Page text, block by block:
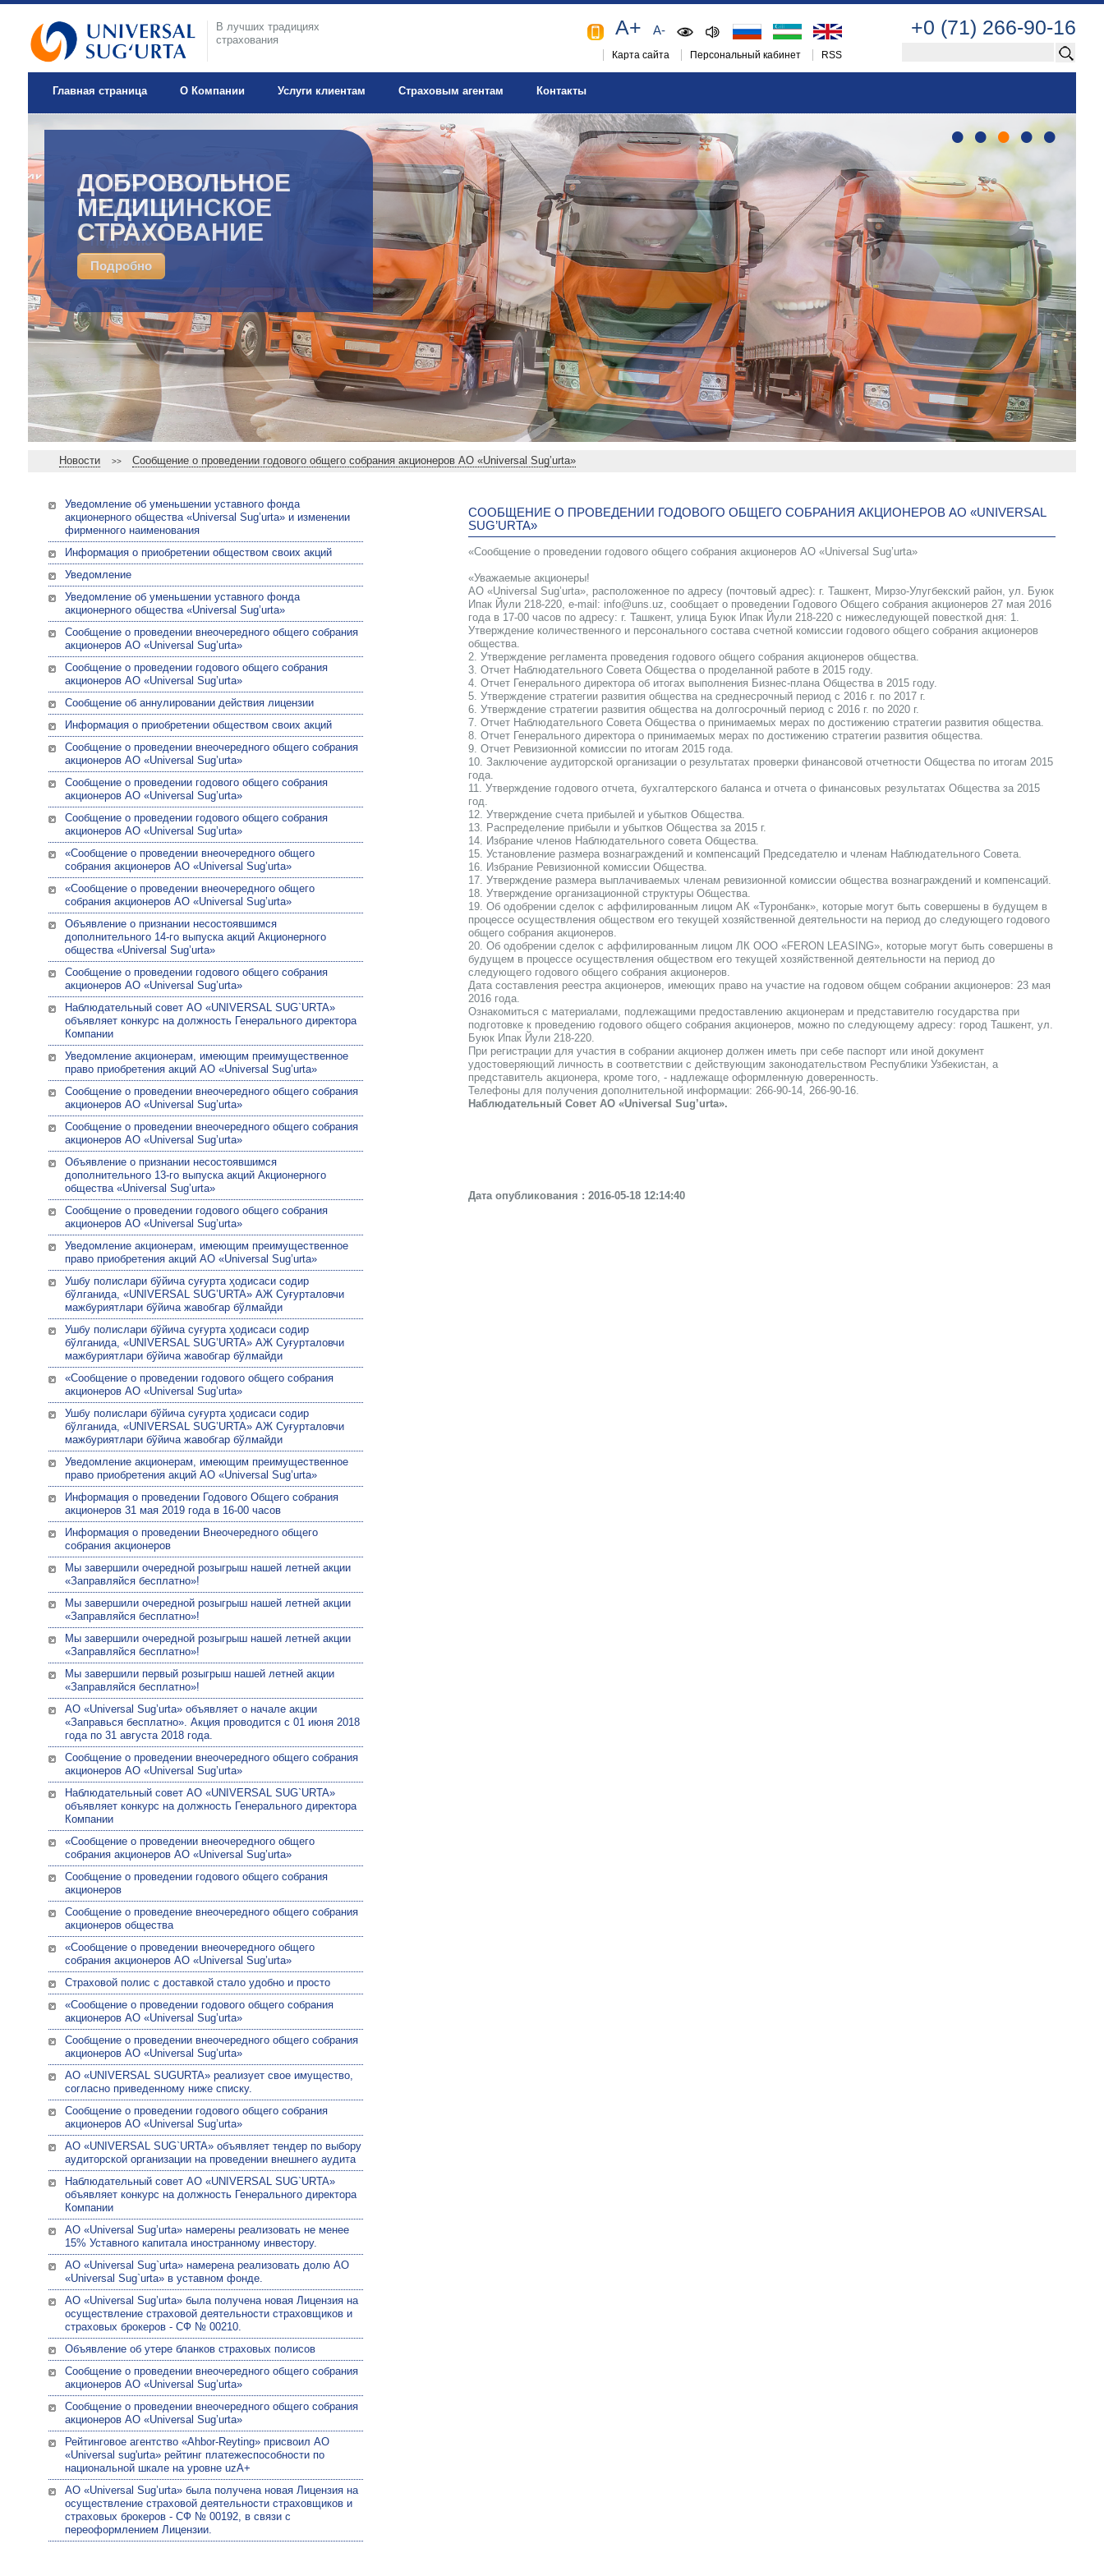
В лучших традициях
страхования
+0 (71) 266-90-16
A+ A-
Карта сайта Персональный кабинет RSS
Главная страница О Компании Услуги клиентам Страховым агентам Контакты
ДОБРОВОЛЬНОЕ
МЕДИЦИНСКОЕ
СТРАХОВАНИЕ
Подробно
•••••
Новости >> Сообщение о проведении годового общего собрания акционеров АО «Universal Sug’urta»
Уведомление об уменьшении уставного фонда
акционерного общества «Universal Sug’urta» и изменении
фирменного наименования
Информация о приобретении обществом своих акций
Уведомление
Уведомление об уменьшении уставного фонда
акционерного общества «Universal Sug’urta»
Сообщение о проведении внеочередного общего собрания
акционеров АО «Universal Sug’urta»
Сообщение о проведении годового общего собрания
акционеров АО «Universal Sug’urta»
Сообщение об аннулировании действия лицензии
Информация о приобретении обществом своих акций
Сообщение о проведении внеочередного общего собрания
акционеров АО «Universal Sug’urta»
Сообщение о проведении годового общего собрания
акционеров АО «Universal Sug’urta»
Сообщение о проведении годового общего собрания
акционеров АО «Universal Sug’urta»
«Сообщение о проведении внеочередного общего
собрания акционеров АО «Universal Sug’urta»
«Сообщение о проведении внеочередного общего
собрания акционеров АО «Universal Sug’urta»
Объявление о признании несостоявшимся
дополнительного 14-го выпуска акций Акционерного
общества «Universal Sug’urta»
Сообщение о проведении годового общего собрания
акционеров АО «Universal Sug’urta»
Наблюдательный совет АО «UNIVERSAL SUG`URTA»
объявляет конкурс на должность Генерального директора
Компании
Уведомление акционерам, имеющим преимущественное
право приобретения акций АО «Universal Sug’urta»
Сообщение о проведении внеочередного общего собрания
акционеров АО «Universal Sug’urta»
Сообщение о проведении внеочередного общего собрания
акционеров АО «Universal Sug’urta»
Объявление о признании несостоявшимся
дополнительного 13-го выпуска акций Акционерного
общества «Universal Sug’urta»
Сообщение о проведении годового общего собрания
акционеров АО «Universal Sug’urta»
Уведомление акционерам, имеющим преимущественное
право приобретения акций АО «Universal Sug’urta»
Ушбу полислари бўйича суғурта ҳодисаси содир
бўлганида, «UNIVERSAL SUG’URTA» АЖ Суғурталовчи
мажбуриятлари бўйича жавобгар бўлмайди
Ушбу полислари бўйича суғурта ҳодисаси содир
бўлганида, «UNIVERSAL SUG’URTA» АЖ Суғурталовчи
мажбуриятлари бўйича жавобгар бўлмайди
«Сообщение о проведении годового общего собрания
акционеров АО «Universal Sug’urta»
Ушбу полислари бўйича суғурта ҳодисаси содир
бўлганида, «UNIVERSAL SUG’URTA» АЖ Суғурталовчи
мажбуриятлари бўйича жавобгар бўлмайди
Уведомление акционерам, имеющим преимущественное
право приобретения акций АО «Universal Sug’urta»
Информация о проведении Годового Общего собрания
акционеров 31 мая 2019 года в 16-00 часов
Информация о проведении Внеочередного общего
собрания акционеров
Мы завершили очередной розыгрыш нашей летней акции
«Заправляйся бесплатно»!
Мы завершили очередной розыгрыш нашей летней акции
«Заправляйся бесплатно»!
Мы завершили очередной розыгрыш нашей летней акции
«Заправляйся бесплатно»!
Мы завершили первый розыгрыш нашей летней акции
«Заправляйся бесплатно»!
АО «Universal Sug’urta» объявляет о начале акции
«Заправься бесплатно». Акция проводится с 01 июня 2018
года по 31 августа 2018 года.
Сообщение о проведении внеочередного общего собрания
акционеров АО «Universal Sug’urta»
Наблюдательный совет АО «UNIVERSAL SUG`URTA»
объявляет конкурс на должность Генерального директора
Компании
«Сообщение о проведении внеочередного общего
собрания акционеров АО «Universal Sug’urta»
Сообщение о проведении годового общего собрания
акционеров
Сообщение о проведение внеочередного общего собрания
акционеров общества
«Сообщение о проведении внеочередного общего
собрания акционеров АО «Universal Sug’urta»
Страховой полис с доставкой стало удобно и просто
«Сообщение о проведении годового общего собрания
акционеров АО «Universal Sug’urta»
Сообщение о проведении внеочередного общего собрания
акционеров АО «Universal Sug’urta»
АО «UNIVERSAL SUGURTA» реализует свое имущество,
согласно приведенному ниже списку.
Сообщение о проведении годового общего собрания
акционеров АО «Universal Sug’urta»
АО «UNIVERSAL SUG`URTA» объявляет тендер по выбору
аудиторской организации на проведении внешнего аудита
Наблюдательный совет АО «UNIVERSAL SUG`URTA»
объявляет конкурс на должность Генерального директора
Компании
АО «Universal Sug’urta» намерены реализовать не менее
15% Уставного капитала иностранному инвестору.
АО «Universal Sug`urta» намерена реализовать долю АО
«Universal Sug`urta» в уставном фонде.
АО «Univеrsal Sug’urta» была получена новая Лицензия на
осуществление страховой деятельности страховщиков и
страховых брокеров - СФ № 00210.
Объявление об утере бланков страховых полисов
Сообщение о проведении внеочередного общего собрания
акционеров АО «Universal Sug’urta»
Сообщение о проведении внеочередного общего собрания
акционеров АО «Universal Sug’urta»
Рейтинговое агентство «Ahbor-Reyting» присвоил АО
«Universal sug'urta» рейтинг платежеспособности по
национальной шкале на уровне uzA+
АО «Univеrsal Sug’urta» была получена новая Лицензия на
осуществление страховой деятельности страховщиков и
страховых брокеров - СФ № 00192, в связи с
переоформлением Лицензии.
СООБЩЕНИЕ О ПРОВЕДЕНИИ ГОДОВОГО ОБЩЕГО СОБРАНИЯ АКЦИОНЕРОВ АО «UNIVERSAL
SUG’URTA»
«Сообщение о проведении годового общего собрания акционеров АО «Universal Sug’urta»
«Уважаемые акционеры!
АО «Universal Sug’urta», расположенное по адресу (почтовый адрес): г. Ташкент, Мирзо-Улугбекский район, ул. Буюк
Ипак Йули 218-220, e-mail: info@uns.uz, сообщает о проведении Годового Общего собрания акционеров 27 мая 2016
года в 17-00 часов по адресу: г. Ташкент, улица Буюк Ипак Йули 218-220 с нижеследующей повесткой дня: 1.
Утверждение количественного и персонального состава счетной комиссии годового общего собрания акционеров
общества.
2. Утверждение регламента проведения годового общего собрания акционеров общества.
3. Отчет Наблюдательного Совета Общества о проделанной работе в 2015 году.
4. Отчет Генерального директора об итогах выполнения Бизнес-плана Общества в 2015 году.
5. Утверждение стратегии развития общества на среднесрочный период с 2016 г. по 2017 г.
6. Утверждение стратегии развития общества на долгосрочный период с 2016 г. по 2020 г.
7. Отчет Наблюдательного Совета Общества о принимаемых мерах по достижению стратегии развития общества.
8. Отчет Генерального директора о принимаемых мерах по достижению стратегии развития общества.
9. Отчет Ревизионной комиссии по итогам 2015 года.
10. Заключение аудиторской организации о результатах проверки финансовой отчетности Общества по итогам 2015
года.
11. Утверждение годового отчета, бухгалтерского баланса и отчета о финансовых результатах Общества за 2015
год.
12. Утверждение счета прибылей и убытков Общества.
13. Распределение прибыли и убытков Общества за 2015 г.
14. Избрание членов Наблюдательного совета Общества.
15. Установление размера вознаграждений и компенсаций Председателю и членам Наблюдательного Совета.
16. Избрание Ревизионной комиссии Общества.
17. Утверждение размера выплачиваемых членам ревизионной комиссии общества вознаграждений и компенсаций.
18. Утверждение организационной структуры Общества.
19. Об одобрении сделок с аффилированным лицом АК «Туронбанк», которые могут быть совершены в будущем в
процессе осуществления обществом его текущей хозяйственной деятельности на период до следующего годового
общего собрания акционеров.
20. Об одобрении сделок с аффилированным лицом ЛК ООО «FERON LEASING», которые могут быть совершены в
будущем в процессе осуществления обществом его текущей хозяйственной деятельности на период до
следующего годового общего собрания акционеров.
Дата составления реестра акционеров, имеющих право на участие на годовом общем собрании акционеров: 23 мая
2016 года.
Ознакомиться с материалами, подлежащими предоставлению акционерам и представителю государства при
подготовке к проведению годового общего собрания акционеров, можно по следующему адресу: город Ташкент, ул.
Буюк Ипак Йули 218-220.
При регистрации для участия в собрании акционер должен иметь при себе паспорт или иной документ
удостоверяющий личность в соответствии с действующим законодательством Республики Узбекистан, а
представитель акционера, кроме того, - надлежаще оформленную доверенность.
Телефоны для получения дополнительной информации: 266-90-14, 266-90-16.
Наблюдательный Совет АО «Universal Sug’urta».
Дата опубликования : 2016-05-18 12:14:40